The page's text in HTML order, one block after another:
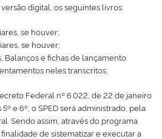
digital, os seguintes livros:
se houver;
se houver;
Balanços e fichas de lançamento
neles transcritos.
Federal nº 6.022, de 22 de janeiro
e 6º, o SPED será administrado, pela
Sendo assim, através do programa
finalidade de sistematizar e executar a